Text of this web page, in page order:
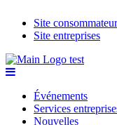
Site
Site entreprises
Événements
Services
Nouvelles